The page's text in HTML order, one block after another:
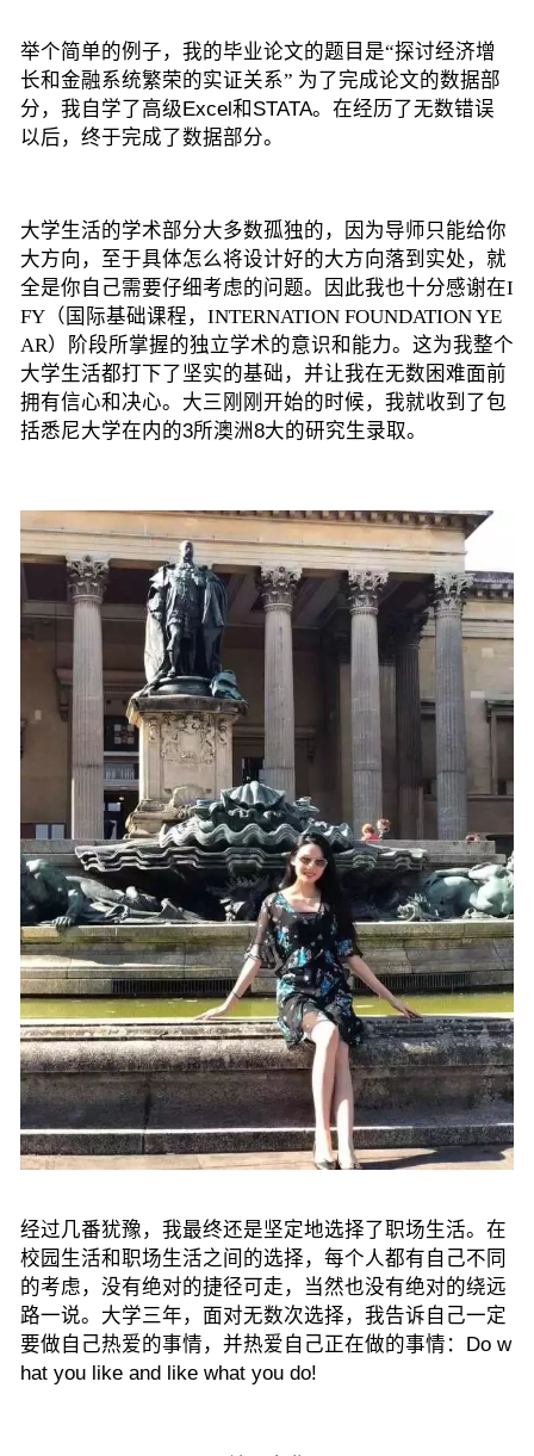
举个简单的例子，我的毕业论文的题目是“探讨经济增
长和金融系统繁荣的实证关系” 为了完成论文的数据部
分，我 自学了高级Excel和STATA。在经历了无数错误
以后，终于完成了数据部分。
大学生活的学术部分大多数孤独的，因为导师只能给你
大方向，至于具体怎么将设计好的大方向落到实处，就
全是你自己需要仔细考虑的问题。因此我也十分感谢在I
FY（国际基础课程，INTERNATION FOUNDATION YE
AR）阶段所掌握的独立学术的意识和能力。这为我整个
大学生活都打下了坚实的基础，并让我在无数困难面前
拥有信心和决心。 大三刚刚开始的时候，我就收到了包
括悉尼大学在内的3所澳洲8大的研究生录取。
经过几番犹豫，我最终还是坚定地选择了职场生活。 在
校园生活和职场生活之间的选择，每个人都有自己不同
的考虑，没有绝对的捷径可走，当然也没有绝对的绕远
路一说。大学三年，面对无数次选择，我告诉自己一定
要做自己热爱的事情，并热爱自己正在做的事情：
Do w
hat you like and like what you do!